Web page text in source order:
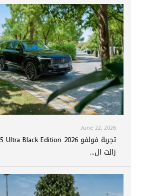
June 22, 2026
زالت ال...